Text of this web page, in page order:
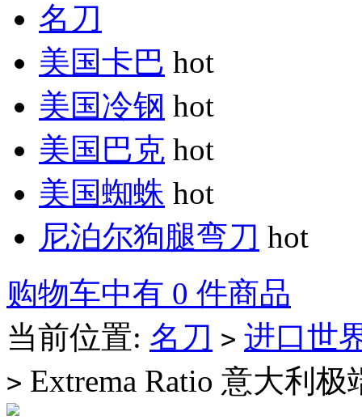
名刀
美国卡巴 hot
美国冷钢 hot
美国巴克 hot
美国蜘蛛 hot
尼泊尔狗腿弯刀 hot
购物车中有 0 件商品
当前位置: 名刀 > 进口世
> Extrema Ratio 意大利